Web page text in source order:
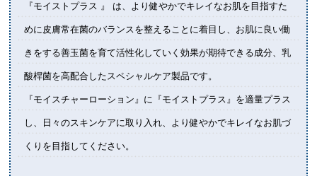
『モイストプラス 』 は、より健やかでキレイなお肌を目指すた
めに皮膚常在菌のバランスを整えることに着目し、お肌に良い働
きをする善玉菌を育て活性化していく効果が期待できる成分、乳
酸桿菌を高配合したスペシャルケア製品です。
『モイスチャーローション』に『モイストプラス』を適量プラス
し、日々のスキンケアに取り入れ、より健やかでキレイなお肌づ
くりを目指してください。